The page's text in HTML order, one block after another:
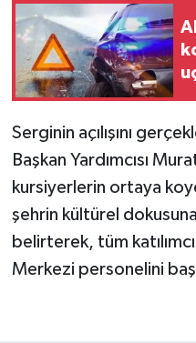
Serginin açılışını
Başkan Yardımcısı
kursiyerlerin ortaya
şehrin kültürel dokusuna
belirterek, tüm
Merkezi personelini